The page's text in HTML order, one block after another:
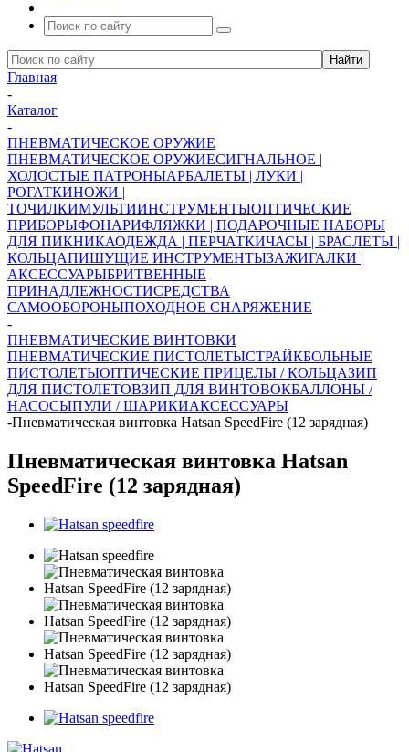
Главная
-
Каталог
-
ПНЕВМАТИЧЕСКОЕ ОРУЖИЕ
ПНЕВМАТИЧЕСКОЕ ОРУЖИЕСИГНАЛЬНОЕ |
ХОЛОСТЫЕ ПАТРОНЫАРБАЛЕТЫ | ЛУКИ |
РОГАТКИНОЖИ |
ТОЧИЛКИМУЛЬТИИНСТРУМЕНТЫОПТИЧЕСКИЕ
ПРИБОРЫФОНАРИФЛЯЖКИ | ПОДАРОЧНЫЕ НАБОРЫ
ДЛЯ ПИКНИКАОДЕЖДА | ПЕРЧАТКИЧАСЫ | БРАСЛЕТЫ |
КОЛЬЦАПИШУЩИЕ ИНСТРУМЕНТЫЗАЖИГАЛКИ |
АКСЕССУАРЫБРИТВЕННЫЕ
ПРИНАДЛЕЖНОСТИСРЕДСТВА
САМООБОРОНЫПОХОДНОЕ СНАРЯЖЕНИЕ
-
ПНЕВМАТИЧЕСКИЕ ВИНТОВКИ
ПНЕВМАТИЧЕСКИЕ ПИСТОЛЕТЫСТРАЙКБОЛЬНЫЕ
ПИСТОЛЕТЫОПТИЧЕСКИЕ ПРИЦЕЛЫ / КОЛЬЦАЗИП
ДЛЯ ПИСТОЛЕТОВЗИП ДЛЯ ВИНТОВОКБАЛЛОНЫ /
НАСОСЫПУЛИ / ШАРИКИАКСЕССУАРЫ
-Пневматическая винтовка Hatsan SpeedFire (12 зарядная)
Пневматическая винтовка Hatsan
SpeedFire (12 зарядная)